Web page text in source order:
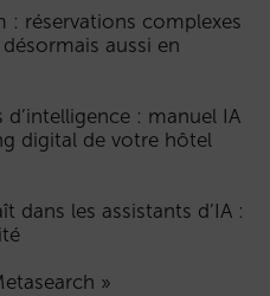
réservations complexes
aussi en
: manuel IA
digital de votre hôtel
dans les assistants d’IA :
»